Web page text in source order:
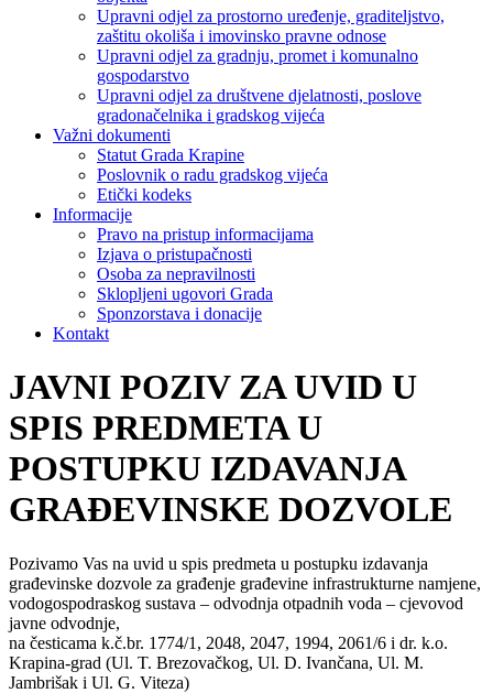
Upravni odjel za prostorno uređenje, graditeljstvo,
zaštitu okoliša i imovinsko pravne odnose
Upravni odjel za gradnju, promet i komunalno
gospodarstvo
Upravni odjel za društvene djelatnosti, poslove
gradonačelnika i gradskog vijeća
Važni dokumenti
Statut Grada Krapine
Poslovnik o radu gradskog vijeća
Etički kodeks
Informacije
Pravo na pristup informacijama
Izjava o pristupačnosti
Osoba za nepravilnosti
Sklopljeni ugovori Grada
Sponzorstava i donacije
Kontakt
JAVNI POZIV ZA UVID U
SPIS PREDMETA U
POSTUPKU IZDAVANJA
GRAĐEVINSKE DOZVOLE
Pozivamo Vas na uvid u spis predmeta u postupku izdavanja
građevinske dozvole za građenje građevine infrastrukturne namjene,
vodogospodraskog sustava – odvodnja otpadnih voda – cjevovod
javne odvodnje,
na česticama k.č.br. 1774/1, 2048, 2047, 1994, 2061/6 i dr. k.o.
Krapina-grad (Ul. T. Brezovačkog, Ul. D. Ivančana, Ul. M.
Jambrišak i Ul. G. Viteza)